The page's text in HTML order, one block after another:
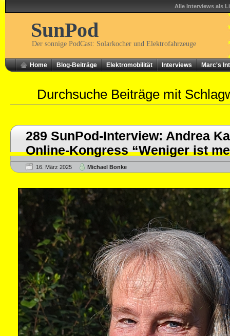
Alle Interviews als
SunPod
Der sonnige PodCast: Solarkocher und Elektrofahrzeuge
Home Blog-Beiträge Elektromobilität Interviews Marc's
Durchsuche Beiträge mit
289 SunPod-Interview: Andrea
Online-Kongress “Weniger ist
16. März 2025 Michael Bonke